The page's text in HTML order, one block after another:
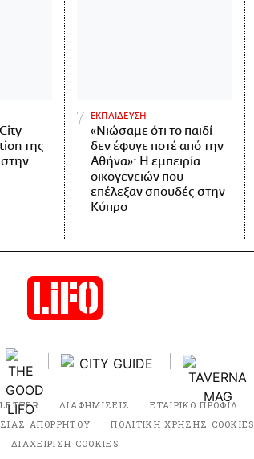
της
στην
ΕΚΠΑΙΔΕΥΣΗ
«Νιώσαμε ότι το παιδί
δεν έφυγε ποτέ από την
Αθήνα»: Η εμπειρία
οικογενειών που
επέλεξαν σπουδές στην
Κύπρο
ΔΙΑΦΗΜΙΣΕΙΣ ΕΤΑΙΡΙΚΟ ΠΡΟΦΙΛ
ΑΠΟΡΡΗΤΟΥ
ΠΟΛΙΤΙΚΗ ΧΡΗΣΗΣ COOKIES
ΔΙΑΧΕΙΡΙΣΗ COOKIES